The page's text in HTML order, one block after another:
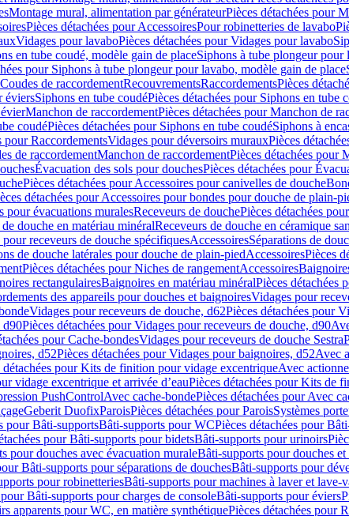
Montage mural, alimentation par générateurPièces détachées pour
Pièces détachées pour AccessoiresPour robinetteries de lavabo
Vidages pour lavaboPièces détachées pour Vidages pour lavabo
en tube coudé, modèle gain de placeSiphons à tube plongeur pour
pour Siphons à tube plongeur pour lavabo, modèle gain de place
Coudes de raccordementRecouvrementsRaccordementsPièces
éviersSiphons en tube coudéPièces détachées pour Siphons en tube
Manchon de raccordementPièces détachées pour Manchon de
coudéPièces détachées pour Siphons en tube coudéSiphons à
pour RaccordementsVidages pour déversoirs murauxPièces
de raccordementManchon de raccordementPièces détachées pour
Évacuation des sols pour douchesPièces détachées pour
Pièces détachées pour Accessoires pour canivelles de douche
détachées pour Accessoires pour bondes pour douche de plain-
pour évacuations muralesReceveurs de douchePièces détachées
douche en matériau minéralReceveurs de douche en céramique
receveurs de douche spécifiquesAccessoiresSéparations de
de douche latérales pour douche de plain-piedAccessoiresPièces
Pièces détachées pour Niches de rangementAccessoires
rectangulairesBaignoires en matériau minéralPièces détachées
des appareils pour douches et baignoiresVidages pour
Vidages pour receveurs de douche, d62Pièces détachées pour
d90Pièces détachées pour Vidages pour receveurs de douche, d90
pour Cache-bondesVidages pour receveurs de douche Sestra
d52Pièces détachées pour Vidages pour baignoires, d52Avec
détachées pour Kits de finition pour vidage excentriqueAvec
vidage excentrique et arrivée d’eauPièces détachées pour Kits de
PushControlAvec cache-bondePièces détachées pour Avec
Geberit DuofixParoisPièces détachées pour ParoisSystèmes
pour Bâti-supportsBâti-supports pour WCPièces détachées pour
pour Bâti-supports pour bidetsBâti-supports pour urinoirs
pour douches avec évacuation muraleBâti-supports pour douches
Bâti-supports pour séparations de douchesBâti-supports pour
pour robinetteriesBâti-supports pour machines à laver et lave-
Bâti-supports pour charges de consoleBâti-supports pour éviers
apparents pour WC, en matière synthétiquePièces détachées pour